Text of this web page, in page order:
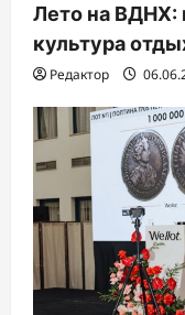
Лето на ВДНХ:
культура
Редактор